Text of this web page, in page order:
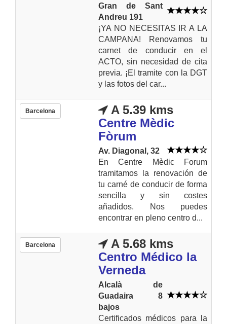
Gran de Sant
Andreu 191
¡YA NO NECESITAS IR A LA
CAMPANA! Renovamos tu
carnet de conducir en el
ACTO, sin necesidad de cita
previa. ¡El tramite con la DGT
y las fotos del car...
Barcelona
A 5.39 kms
Centre Mèdic
Fòrum
Av. Diagonal, 32
En Centre Mèdic Forum
tramitamos la renovación de
tu carné de conducir de forma
sencilla y sin costes
añadidos. Nos puedes
encontrar en pleno centro d...
Barcelona
A 5.68 kms
Centro Médico la
Verneda
Alcalà de
Guadaira 8
bajos
Certificados médicos para la